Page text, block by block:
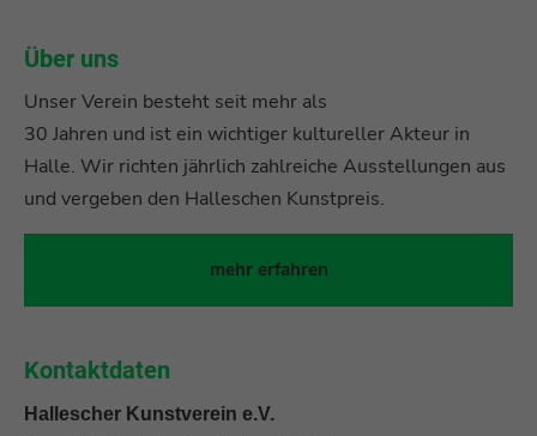
Über uns
Unser Verein besteht seit mehr als
30 Jahren und ist ein wichtiger kultureller Akteur in
Halle. Wir richten jährlich zahlreiche Ausstellungen aus
und vergeben den Halleschen Kunstpreis.
mehr erfahren
Kontaktdaten
Hallescher Kunstverein e.V.